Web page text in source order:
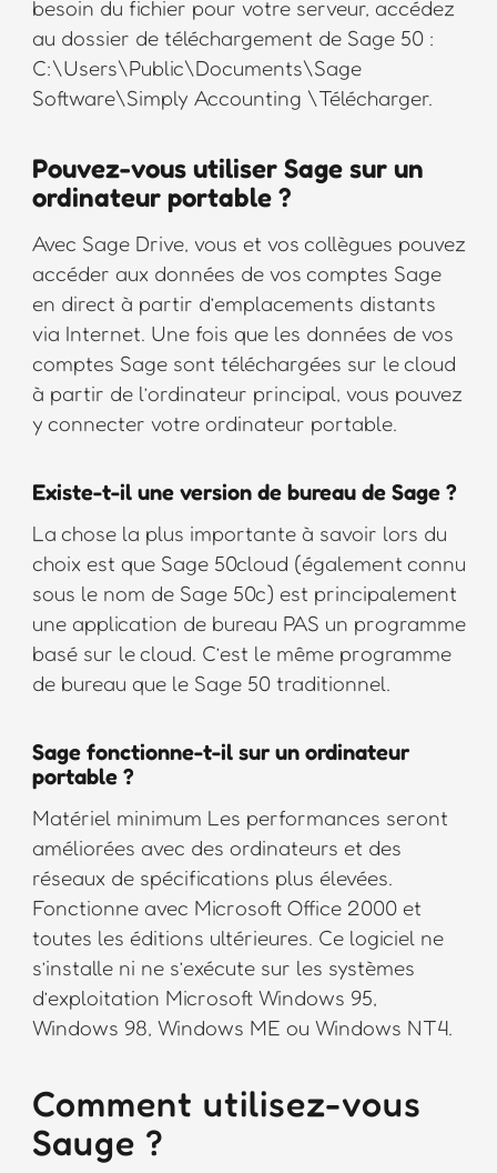
besoin du fichier pour votre serveur, accédez
au dossier de téléchargement de Sage 50 :
C:\Users\Public\Documents\Sage
Software\Simply Accounting \Télécharger.
Pouvez-vous utiliser Sage sur un
ordinateur portable ?
Avec Sage Drive, vous et vos collègues pouvez
accéder aux données de vos comptes Sage
en direct à partir d’emplacements distants
via Internet. Une fois que les données de vos
comptes Sage sont téléchargées sur le cloud
à partir de l’ordinateur principal, vous pouvez
y connecter votre ordinateur portable.
Existe-t-il une version de bureau de Sage ?
La chose la plus importante à savoir lors du
choix est que Sage 50cloud (également connu
sous le nom de Sage 50c) est principalement
une application de bureau PAS un programme
basé sur le cloud. C’est le même programme
de bureau que le Sage 50 traditionnel.
Sage fonctionne-t-il sur un ordinateur
portable ?
Matériel minimum Les performances seront
améliorées avec des ordinateurs et des
réseaux de spécifications plus élevées.
Fonctionne avec Microsoft Office 2000 et
toutes les éditions ultérieures. Ce logiciel ne
s’installe ni ne s’exécute sur les systèmes
d’exploitation Microsoft Windows 95,
Windows 98, Windows ME ou Windows NT4.
Comment utilisez-vous
Sauge ?